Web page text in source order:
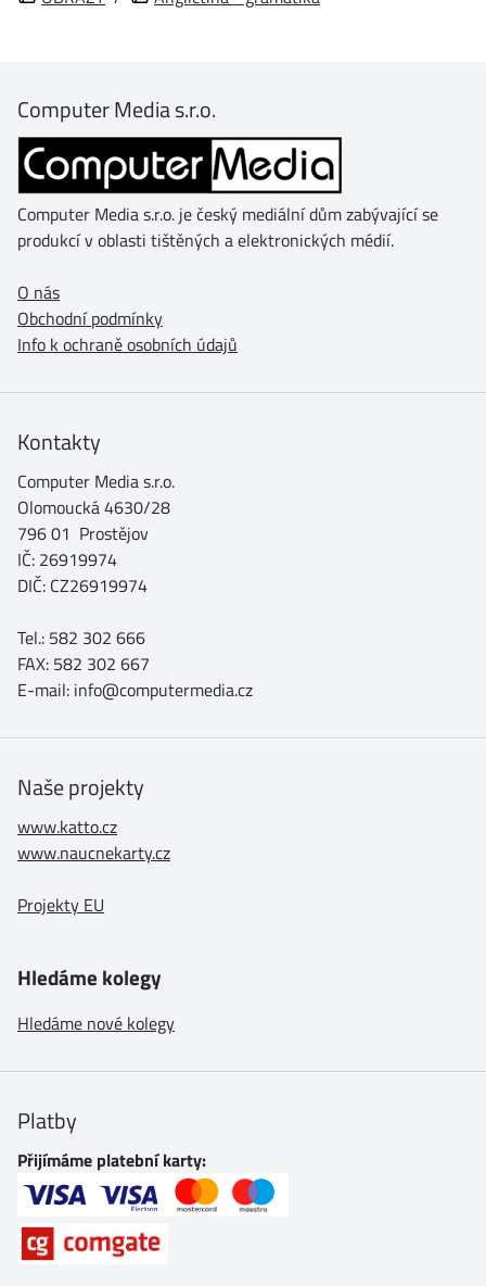
Computer Media s.r.o.
Computer Media s.r.o. je český mediální dům zabývající se
produkcí v oblasti tištěných a elektronických médií.
O nás
Obchodní podmínky
Info k ochraně osobních údajů
Kontakty
Computer Media s.r.o.
Olomoucká 4630/28
796 01 Prostějov
IČ: 26919974
DIČ: CZ26919974
Tel.: 582 302 666
FAX: 582 302 667
E-mail: info@computermedia.cz
Naše projekty
www.katto.cz
www.naucnekarty.cz
Projekty EU
Hledáme kolegy
Hledáme nové kolegy
Platby
Přijímáme platební karty: